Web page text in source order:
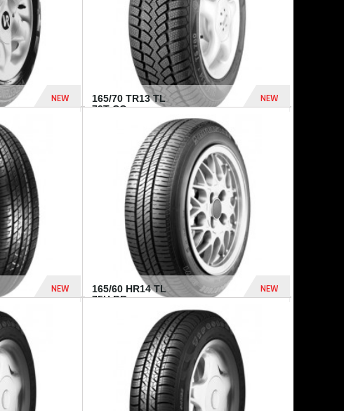
NEW
165/70 TR13 TL
79T CO...
NEW
364 Dhs
NEW
448 Dhs
165/60 HR14 TL
75H BR...
NEW